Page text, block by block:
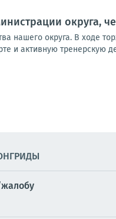
округа,
нашего округа. В ходе
и активную тренерскую